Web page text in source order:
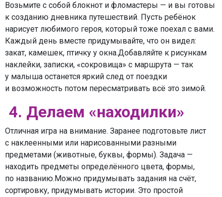
Возьмите с собой блокнот и фломастеры — и вы готовы
к созданию дневника путешествий. Пусть ребёнок
нарисует любимого героя, который тоже поехал с вами.
Каждый день вместе придумывайте, что он видел:
закат, камешек, птичку у окна.Добавляйте к рисункам
наклейки, записки, «сокровища» с маршрута — так
у малыша останется яркий след от поездки
и возможность потом пересматривать всё это зимой.
4. Делаем «находилки»
Отличная игра на внимание. Заранее подготовьте лист
с наклеенными или нарисованными разными
предметами (животные, буквы, формы). Задача —
находить предметы определённого цвета, формы,
по названию.Можно придумывать задания на счёт,
сортировку, придумывать истории. Это простой